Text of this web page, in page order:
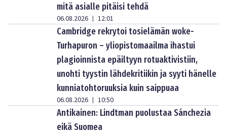
mitä asialle pitäisi tehdä
06.08.2026 | 12:01
Cambridge rekrytoi tosielämän woke-
Turhapuron – yliopistomaailma ihastui
plagioinnista epäiltyyn rotuaktivistiin,
unohti tyystin lähdekritiikin ja syyti hänelle
kunniatohtoruuksia kuin saippuaa
06.08.2026 | 10:50
Antikainen: Lindtman puolustaa Sánchezia
eikä Suomea